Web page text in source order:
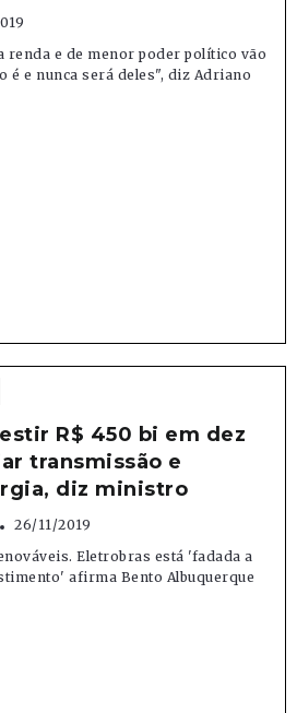
renda e de menor poder político vão
é e nunca será deles", diz Adriano
R$ 450 bi em dez
transmissão e
diz ministro
26/11/2019
Eletrobras está 'fadada a
afirma Bento Albuquerque